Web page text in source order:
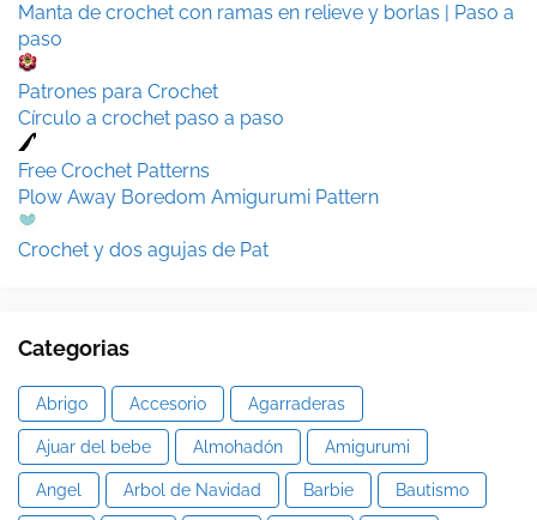
Manta de crochet con ramas en relieve y borlas | Paso a
paso
Patrones para Crochet
Círculo a crochet paso a paso
Free Crochet Patterns
Plow Away Boredom Amigurumi Pattern
Crochet y dos agujas de Pat
Categorias
Abrigo Accesorio Agarraderas
Ajuar del bebe Almohadón Amigurumi
Angel Arbol de Navidad Barbie Bautismo